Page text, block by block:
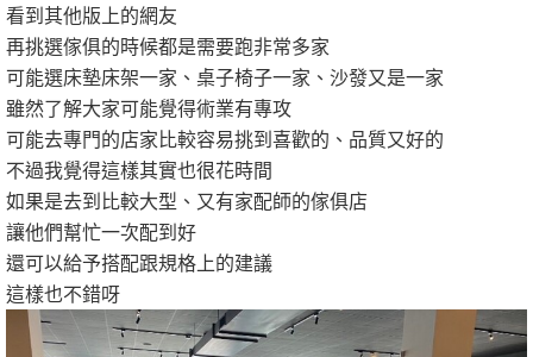
看到其他版上的網友
再挑選傢俱的時候都是需要跑非常多家
可能選床墊床架一家、桌子椅子一家、沙發又是一家
雖然了解大家可能覺得術業有專攻
可能去專門的店家比較容易挑到喜歡的、品質又好的
不過我覺得這樣其實也很花時間
如果是去到比較大型、又有家配師的傢俱店
讓他們幫忙一次配到好
還可以給予搭配跟規格上的建議
這樣也不錯呀